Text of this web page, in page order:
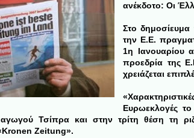
ανέκδοτο: Οι
Στο δημοσίευμα
την Ε.Ε.
1η Ιανουαρίου
προεδρία της
χρειάζεται
Ευρωεκλογές
Τσίπρα και στην τρίτη θέση τη
Zeitung».